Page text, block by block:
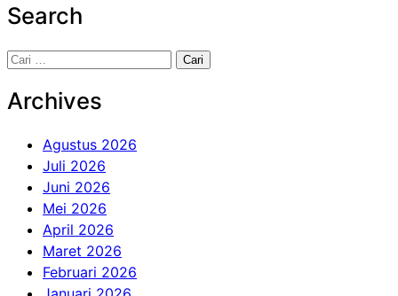
Search
Cari
Archives
Agustus 2026
Juli 2026
Juni 2026
Mei 2026
April 2026
Maret 2026
Februari 2026